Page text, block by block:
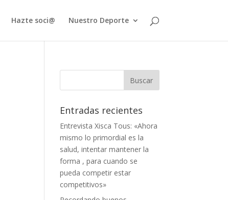
Hazte soci@ Nuestro Deporte
Entradas recientes
Entrevista Xisca Tous: «Ahora
mismo lo primordial es la
salud, intentar mantener la
forma , para cuando se
pueda competir estar
competitivos»